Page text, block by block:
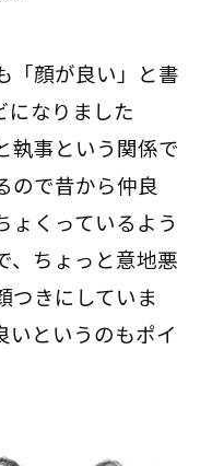
「顔が良い」と書
になりました
執事という関係で
ので昔から仲良
ょくっているよう
、ちょっと意地悪
つきにしていま
いというのもポイ